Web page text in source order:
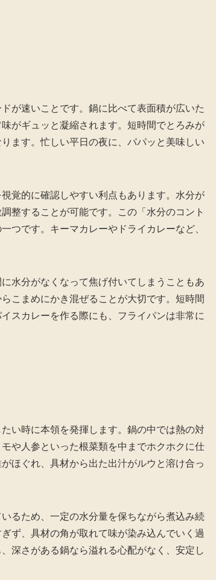
が速いことです。鍋に比べて表面積が広いた
がギュッと凝縮されます。短時間でとろみが
ます。忙しい平日の夜に、パパッと美味しい
覚的に確認しやすい利点もあります。水分が
整することが可能です。この「水分のコント
つです。キーマカレーやドライカレーなど、
水分がなくなって焦げ付いてしまうこともあ
こまめにかき混ぜることが大切です。短時間
スカレーを作る際にも、フライパンは非常に
い時に本領を発揮します。鍋の中では熱の対
や人参といった根菜類を中までホクホクに仕
ほぐれ、具材から出た出汁がルウと溶け合っ
るため、一定の水分量を保ちながら煮込み続
ず、具材の角が取れて味が染み込んでいく過
深さがある鍋なら溢れる心配がなく、安定し